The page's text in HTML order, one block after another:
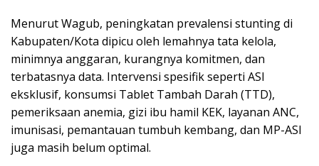
Menurut Wagub, peningkatan prevalensi stunting di
Kabupaten/Kota dipicu oleh lemahnya tata kelola,
minimnya anggaran, kurangnya komitmen, dan
terbatasnya data. Intervensi spesifik seperti ASI
eksklusif, konsumsi Tablet Tambah Darah (TTD),
pemeriksaan anemia, gizi ibu hamil KEK, layanan ANC,
imunisasi, pemantauan tumbuh kembang, dan MP-ASI
juga masih belum optimal.